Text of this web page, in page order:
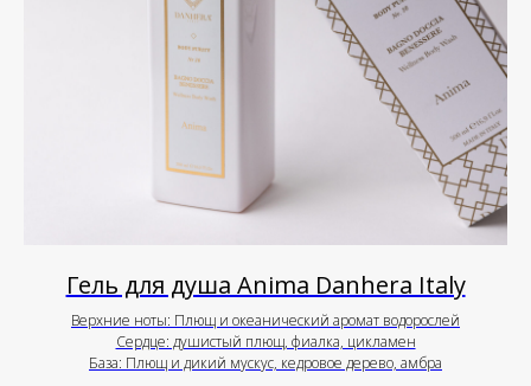
Гель для душа Anima Danhera Italy
Верхние ноты: Плющ и океанический аромат водорослей
Сердце: душистый плющ, фиалка, цикламен
База: Плющ и дикий мускус, кедровое дерево, амбра